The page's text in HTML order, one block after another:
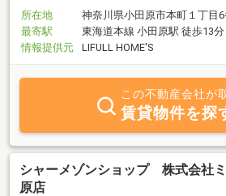
所在地
神奈川県小田原市本町１丁目
最寄駅
東海道本線 小田原駅 徒歩13分
情報提供元
LIFULL HOME'S
この不動産会社が
賃貸物件を探
シャーメゾンショップ 株式会社
原店